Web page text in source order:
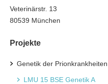
Veterinärstr. 13
80539 München
Projekte
Genetik der Prionkrankheiten
LMU 15 BSE Genetik A